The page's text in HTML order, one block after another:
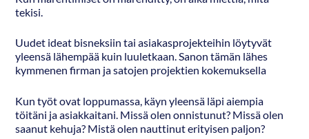
tekisi.
Uudet ideat bisneksiin tai asiakasprojekteihin löytyvät
yleensä lähempää kuin luuletkaan. Sanon tämän lähes
kymmenen firman ja satojen projektien kokemuksella
Kun työt ovat loppumassa, käyn yleensä läpi aiempia
töitäni ja asiakkaitani. Missä olen onnistunut? Missä olen
saanut kehuja? Mistä olen nauttinut erityisen paljon?